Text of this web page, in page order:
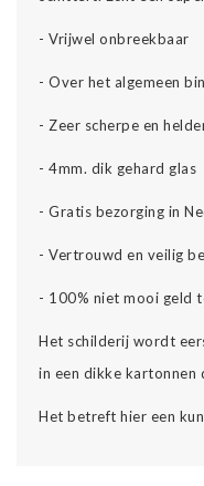
- Vrijwel onbreekbaar
- Over het algemeen
- Zeer scherpe en
- 4mm. dik gehard glas
- Gratis bezorging in
-Vertrouwd en veilig
- 100% niet mooi geld
Het schilderij wordt
in een dikke kartonnen
Het betreft hier een